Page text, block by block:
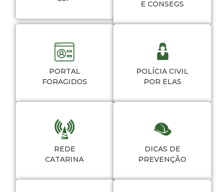
E CONSEGS
PORTAL
FORAGIDOS
POLÍCIA CIVIL
POR ELAS
REDE
CATARINA
DICAS DE
PREVENÇÃO